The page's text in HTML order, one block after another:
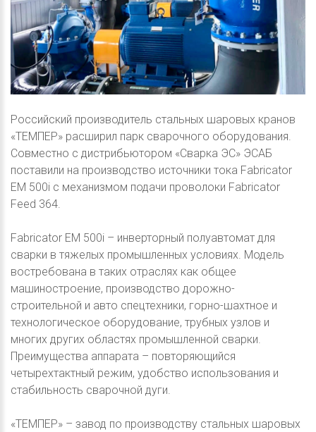
Российский производитель стальных шаровых кранов
«ТЕМПЕР» расширил парк сварочного оборудования.
Совместно с дистрибьютором «Сварка ЭС» ЭСАБ
поставили на производство источники тока Fabricator
EM 500i с механизмом подачи проволоки Fabricator
Feed 364.
Fabricator EM 500i – инверторный полуавтомат для
сварки в тяжелых промышленных условиях. Модель
востребована в таких отраслях как общее
машиностроение, производство дорожно-
строительной и авто спецтехники, горно-шахтное и
технологическое оборудование, трубных узлов и
многих других областях промышленной сварки.
Преимущества аппарата – повторяющийся
четырехтактный режим, удобство использования и
стабильность сварочной дуги.
«ТЕМПЕР» – завод по производству стальных шаровых